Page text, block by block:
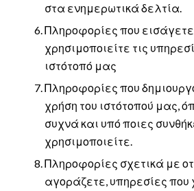
στα ενημερωτικά δελτία.
Πληροφορίες που
χρησιμοποιείτε τις
ιστότοπό μας
Πληροφορίες που
χρήση του ιστότοπού μας,
συχνά και υπό ποιες
χρησιμοποιείτε.
Πληροφορίες σχετικά με
αγοράζετε, υπηρεσίες που